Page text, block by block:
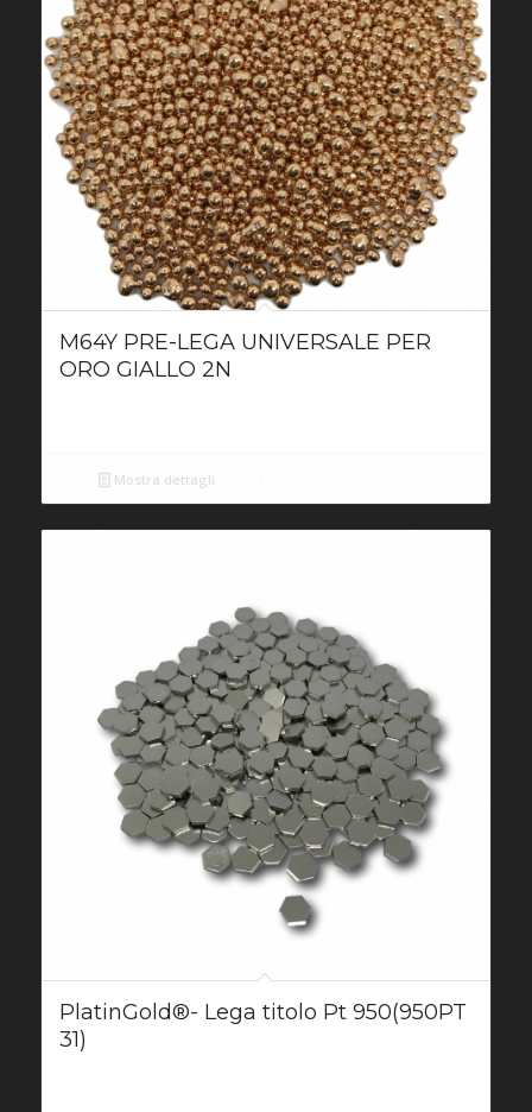
M64Y PRE-LEGA UNIVERSALE PER
ORO GIALLO 2N
Mostra dettagli
PlatinGold®- Lega titolo Pt 950(950PT
31)